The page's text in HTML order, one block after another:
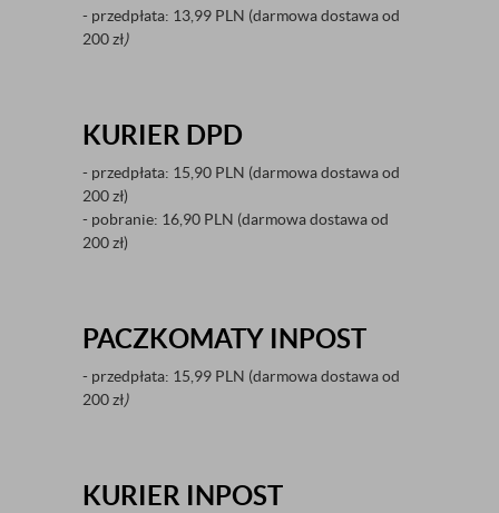
- przedpłata: 13,99 PLN (darmowa dostawa od
200 zł)
KURIER DPD
- przedpłata: 15,90 PLN (darmowa dostawa od
200 zł)
- pobranie: 16,90 PLN (darmowa dostawa od
200 zł)
PACZKOMATY INPOST
- przedpłata: 15,99 PLN (darmowa dostawa od
200 zł)
KURIER INPOST